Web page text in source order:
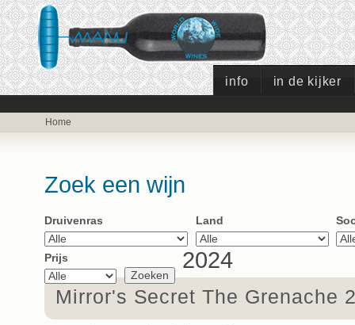
info in de kijker
Home
Zoek een wijn
Druivenras Land
Prijs 2024
Mirror's Secret The Grenache